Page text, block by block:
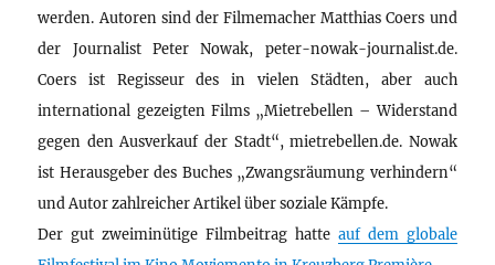
werden. Autoren sind der Filmemacher Matthias Coers und
der Journalist Peter Nowak, peter-nowak-journalist.de.
Coers ist Regisseur des in vielen Städten, aber auch
international gezeigten Films „Mietrebellen – Widerstand
gegen den Ausverkauf der Stadt“, mietrebellen.de. Nowak
ist Herausgeber des Buches „Zwangsräumung verhindern“
und Autor zahlreicher Artikel über soziale Kämpfe.
Der gut zweiminütige Filmbeitrag hatte auf dem globale